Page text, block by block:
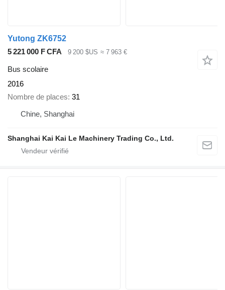
Yutong ZK6752
5 221 000 F CFA
9 200 $US ≈ 7 963 €
Bus scolaire
2016
Nombre de places 31
Chine, Shanghai
Shanghai Kai Kai Le Machinery Trading Co., Ltd.